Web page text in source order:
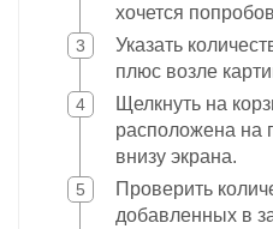
хочется
Указать
плюс возле
Щелкнуть на
расположена на
внизу экрана.
Проверить
добавленных в